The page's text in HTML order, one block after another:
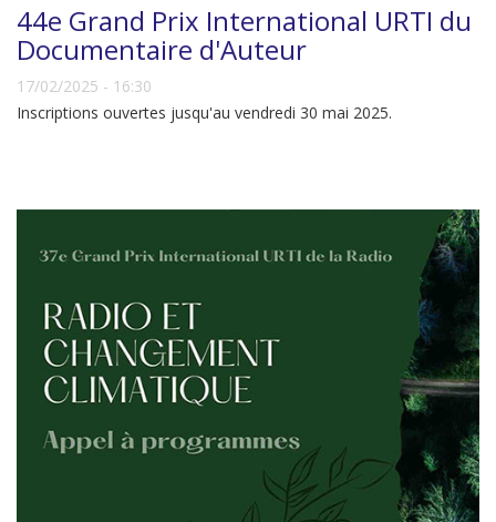
44e Grand Prix International URTI du
Documentaire d'Auteur
17/02/2025 - 16:30
Inscriptions ouvertes jusqu'au vendredi 30 mai 2025.